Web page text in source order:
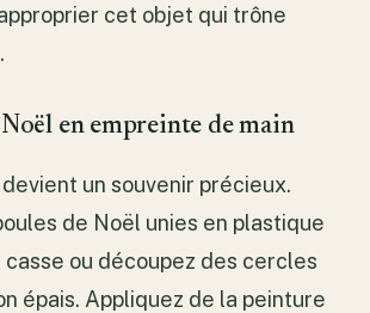
cet objet qui trône
en empreinte de main
un souvenir précieux.
de Noël unies en plastique
ou découpez des cercles
épais. Appliquez de la peinture